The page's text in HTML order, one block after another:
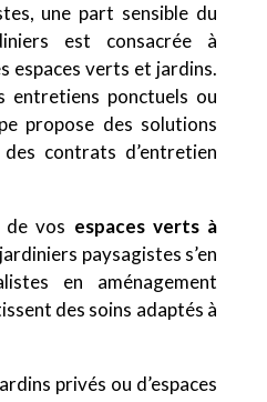
une part sensible du
est consacrée à
espaces verts et jardins.
entretiens ponctuels ou
propose des solutions
contrats d’entretien
vos espaces verts à
paysagistes s’en
en aménagement
des soins adaptés à
privés ou d’espaces